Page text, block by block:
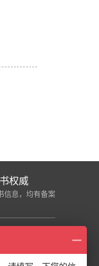
权威
信息，均有备案